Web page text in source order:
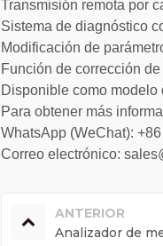
Transmisión remota por
Sistema de diagnóstico
Modificación de
Función de corrección
Disponible como modelo
Para obtener más
WhatsApp (WeChat):
Correo electrónico:
ANTERIOR
Analizador de